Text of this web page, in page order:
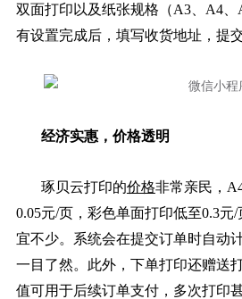
双面打印以及纸张规格（A3、A4
有设置完成后，填写收货地址，提
经济实惠，价格透明
琢贝云打印的价格非常亲民，
0.05元/页，彩色单面打印低至0.3元
宜不少。系统会在提交订单时自动
一目了然。此外，下单打印还赠送
值可用于后续订单支付，多次打印